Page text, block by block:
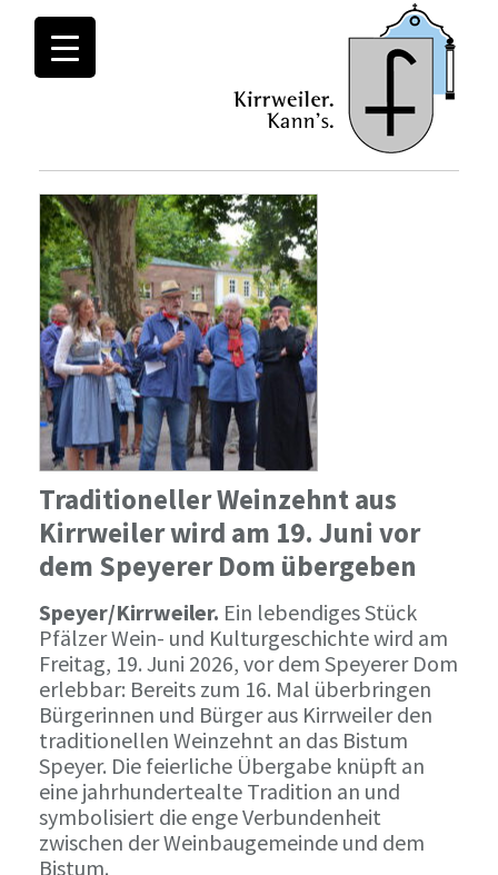
Traditioneller Weinzehnt aus
Kirrweiler wird am 19. Juni vor
dem Speyerer Dom übergeben
Speyer/Kirrweiler. Ein lebendiges Stück
Pfälzer Wein- und Kulturgeschichte wird am
Freitag, 19. Juni 2026, vor dem Speyerer Dom
erlebbar: Bereits zum 16. Mal überbringen
Bürgerinnen und Bürger aus Kirrweiler den
traditionellen Weinzehnt an das Bistum
Speyer. Die feierliche Übergabe knüpft an
eine jahrhundertealte Tradition an und
symbolisiert die enge Verbundenheit
zwischen der Weinbaugemeinde und dem
Bistum.